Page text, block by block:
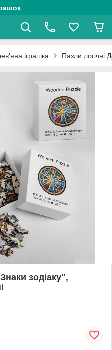
іграшка Пазли логічні
зодіаку",